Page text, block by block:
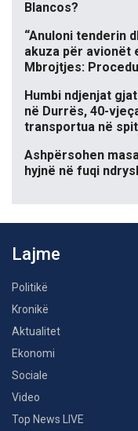
Blancos?
“Anuloni tenderin
akuza për avionët
Mbrojtjes:
Humbi ndjenjat
në Durrës, 40-
transportua në
Ashpërsohen
hyjnë në fuqi
Lajme
Politikë
Kronikë
Aktualitet
Ekonomi
Sociale
Video
Top News LIVE